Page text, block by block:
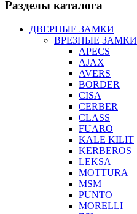
Разделы каталога
ДВЕРНЫЕ ЗАМКИ
ВРЕЗНЫЕ ЗАМКИ
APECS
AJAX
AVERS
BORDER
CISA
CERBER
CLASS
FUARO
KALE KILIT
KERBEROS
LEKSA
MOTTURA
MSM
PUNTO
MORELLI